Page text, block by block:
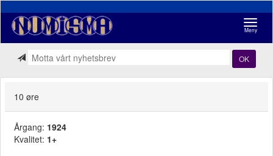
Meny
OK
10 øre
Årgang: 1924
Kvalitet: 1+